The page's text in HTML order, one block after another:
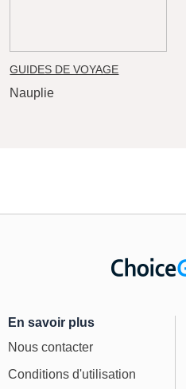
GUIDES DE VOYAGE
Nauplie
En savoir plus
Nous contacter
Conditions d'utilisation